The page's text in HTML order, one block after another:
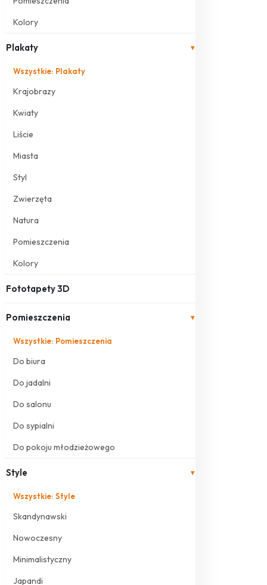
Kolory
Plakaty ▾
Wszystkie: Plakaty
Krajobrazy
Kwiaty
Liście
Miasta
Styl
Zwierzęta
Natura
Pomieszczenia
Kolory
Fototapety 3D
Pomieszczenia ▾
Wszystkie: Pomieszczenia
Do biura
Do jadalni
Do salonu
Do sypialni
Do pokoju młodzieżowego
Style ▾
Wszystkie: Style
Skandynawski
Nowoczesny
Minimalistyczny
Japandi